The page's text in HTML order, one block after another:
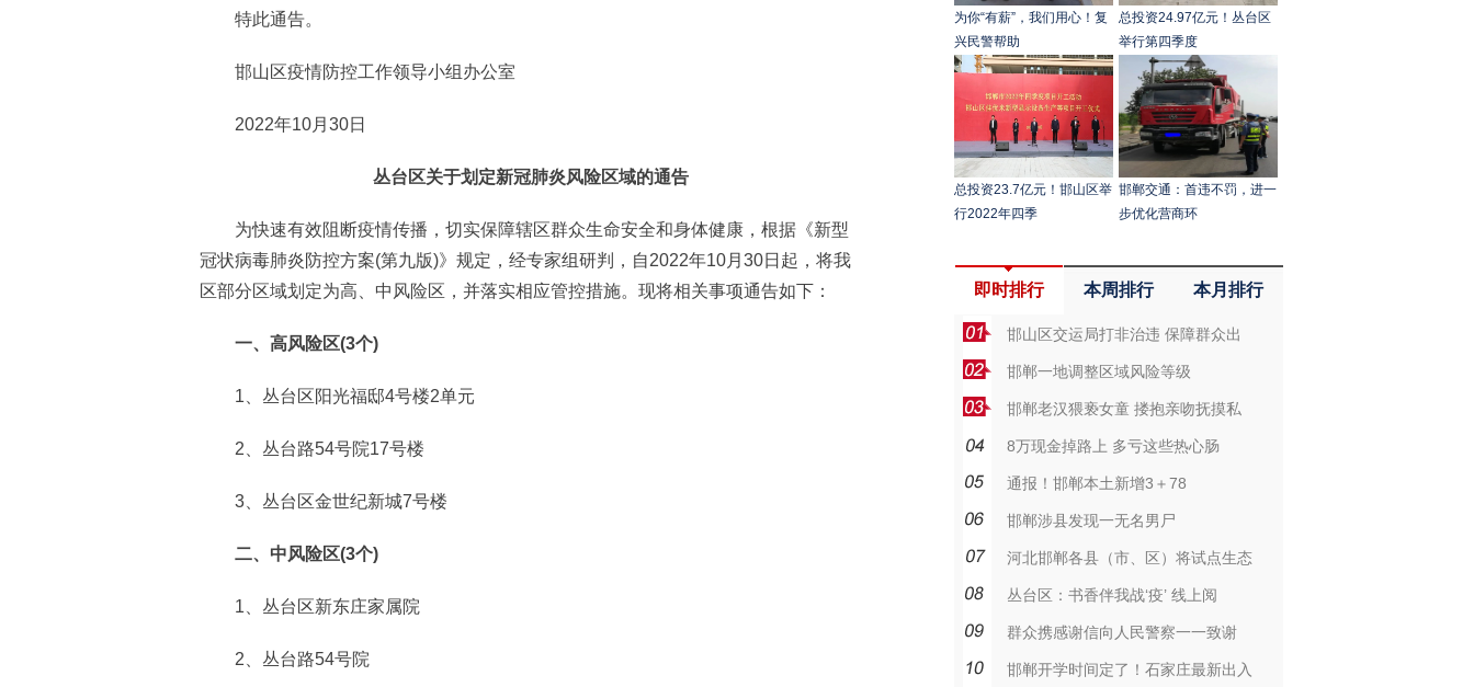
特此通告。
邯山区疫情防控工作领导小组办公室
2022年10月30日
丛台区关于划定新冠肺炎风险区域的通告
为快速有效阻断疫情传播，切实保障辖区群众生命安全和身体健康，根据《新型
冠状病毒肺炎防控方案(第九版)》规定，经专家组研判，自2022年10月30日起，将我
区部分区域划定为高、中风险区，并落实相应管控措施。现将相关事项通告如下：
一、高风险区(3个)
1、丛台区阳光福邸4号楼2单元
2、丛台路54号院17号楼
3、丛台区金世纪新城7号楼
二、中风险区(3个)
1、丛台区新东庄家属院
2、丛台路54号院
为你“有薪”，我们用心！复
兴民警帮助
总投资24.97亿元！丛台区
举行第四季度
总投资23.7亿元！邯山区举
行2022年四季
邯郸交通：首违不罚，进一
步优化营商环
即时排行 本周排行 本月排行
邯山区交运局打非治违 保障群众出
邯郸一地调整区域风险等级
邯郸老汉猥亵女童 搂抱亲吻抚摸私
8万现金掉路上 多亏这些热心肠
通报！邯郸本土新增3＋78
邯郸涉县发现一无名男尸
河北邯郸各县（市、区）将试点生态
丛台区：书香伴我战‘疫’ 线上阅
群众携感谢信向人民警察一一致谢
邯郸开学时间定了！石家庄最新出入